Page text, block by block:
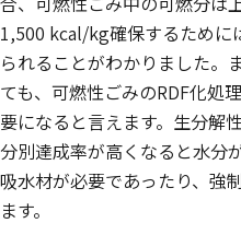
1,500 kcal/kg確保するために
られることがわかりました。
ても、可燃性ごみのRDF化処
要になると言えます。生分解
分別達成率が高くなると水分
吸水材が必要であったり、強
ます。